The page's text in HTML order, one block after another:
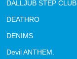
DALLJUB STEP CLUB
DEATHRO
DENIMS
Devil ANTHEM.